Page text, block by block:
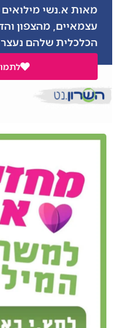
מאות א.נשי
עצמאיים, מהצפון
הכלכלית שלהם